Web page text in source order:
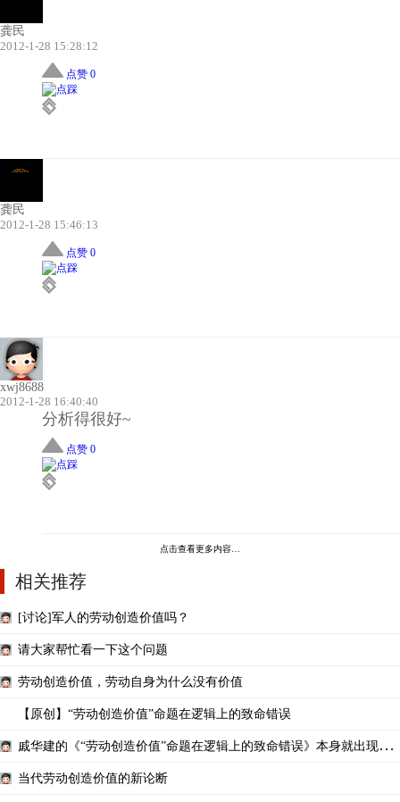
龚民
2012-1-28 15:28:12
点赞 0
龚民
2012-1-28 15:46:13
点赞 0
xwj8688
2012-1-28 16:40:40
分析得很好~
点赞 0
点击查看更多内容…
相关推荐
[讨论]军人的劳动创造价值吗？
请大家帮忙看一下这个问题
劳动创造价值，劳动自身为什么没有价值
【原创】“劳动创造价值”命题在逻辑上的致命错误
戚华建的《“劳动创造价值”命题在逻辑上的致命错误》本身就出现了
当代劳动创造价值的新论断